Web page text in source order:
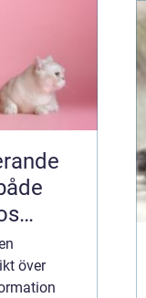
över